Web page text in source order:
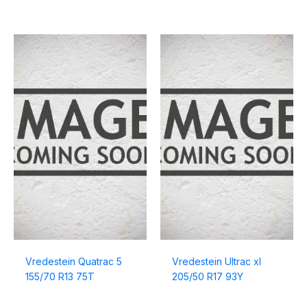
Vredestein Quatrac 5
155/70 R13 75T
Vredestein Ultrac xl
205/50 R17 93Y